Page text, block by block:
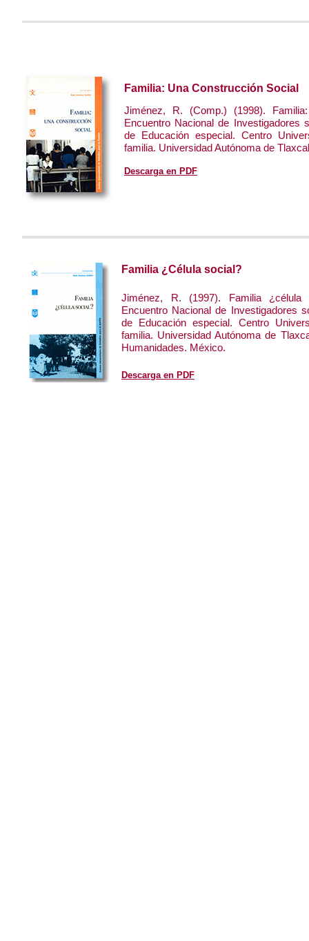
Familia: Una Construcción Social
Jiménez, R. (Comp.) (1998).
Encuentro Nacional de Investigadores
de Educación especial. Centro
familia. Universidad Autónoma de
Descarga en PDF
Familia ¿Célula social?
Jiménez, R. (1997). Familia
Encuentro Nacional de Investigadores
de Educación especial. Centro
familia. Universidad Autónoma de
Humanidades. México.
Descarga en PDF